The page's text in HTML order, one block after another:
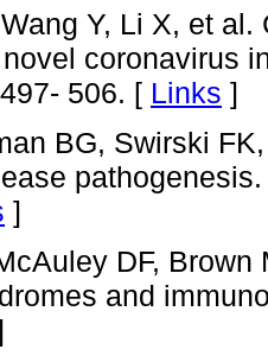
Y, Li X, et
coronavirus
506. [ Links ]
BG, Swirski
]
DF,
and